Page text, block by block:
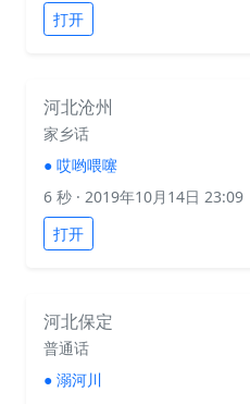
打开
河北沧州
家乡话
● 哎哟喂噻
6 秒 · 2019年10月14日 23:09
打开
河北保定
普通话
● 溺河川